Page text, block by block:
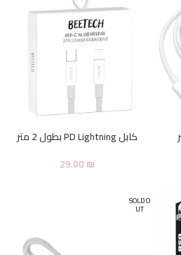
كابل PD Lightning بطول 2 متر
29.00₪
SOLD O
UT